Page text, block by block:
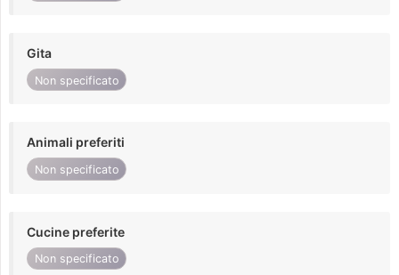
Gita
Non specificato
Animali preferiti
Non specificato
Cucine preferite
Non specificato